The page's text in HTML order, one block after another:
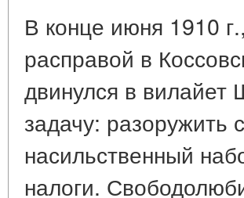
В конце июня 1910
расправой в
двинулся в вилайет
задачу: разоружить
насильственный
налоги.